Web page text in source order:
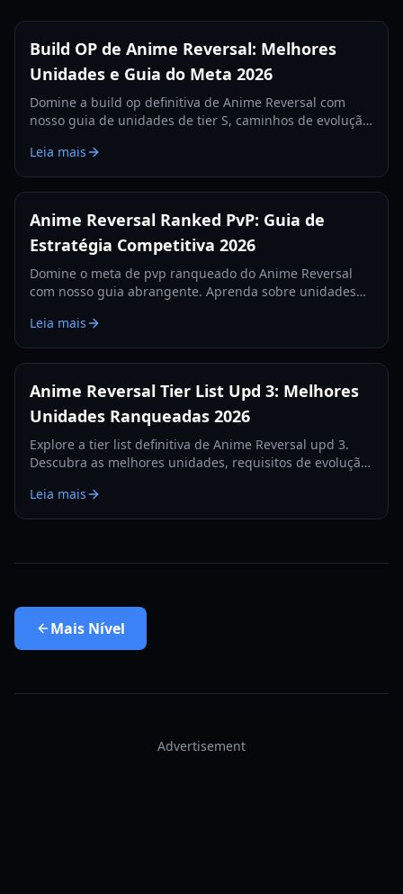
Build OP de Anime Reversal: Melhores
Unidades e Guia do Meta 2026
Domine a build op definitiva de Anime Reversal com
nosso guia de unidades de tier S, caminhos de evolução
Leia mais
Anime Reversal Ranked PvP: Guia de
Estratégia Competitiva 2026
Domine o meta de pvp ranqueado do Anime Reversal
com nosso guia abrangente. Aprenda sobre unidades
de elite para 2026.
Leia mais
Anime Reversal Tier List Upd 3: Melhores
Unidades Ranqueadas 2026
Explore a tier list definitiva de Anime Reversal upd 3.
Descubra as melhores unidades, requisitos de evolução
Leia mais
Mais Nível
Advertisement